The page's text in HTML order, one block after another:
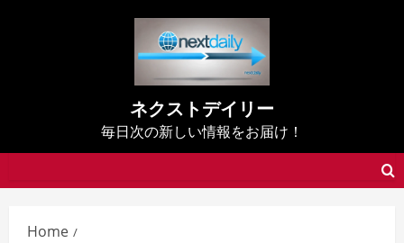
ネクストデイリー
毎日次の新しい情報をお届け！
Home